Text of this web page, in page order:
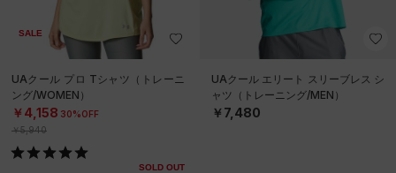
SALE
UAクール プロ Tシャツ（トレーニ
ング/WOMEN）
￥4,158 30%OFF
￥5,940
SOLD OUT
UAクール エリート スリーブレス シ
ャツ（トレーニング/MEN）
￥7,480